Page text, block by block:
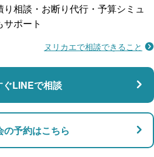
パート対応
応
相談・お断り代行・予算シミュ
ポート
ヌリカエで相談できること
ぐLINEで相談
の予約はこちら